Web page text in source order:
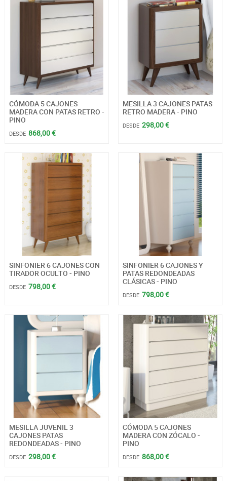
CÓMODA 5 CAJONES
MADERA CON PATAS RETRO -
PINO
DESDE 868,00 €
MESILLA 3 CAJONES PATAS
RETRO MADERA - PINO
DESDE 298,00 €
SINFONIER 6 CAJONES CON
TIRADOR OCULTO - PINO
DESDE 798,00 €
SINFONIER 6 CAJONES Y
PATAS REDONDEADAS
CLÁSICAS - PINO
DESDE 798,00 €
MESILLA JUVENIL 3
CAJONES PATAS
REDONDEADAS - PINO
DESDE 298,00 €
CÓMODA 5 CAJONES
MADERA CON ZÓCALO -
PINO
DESDE 868,00 €